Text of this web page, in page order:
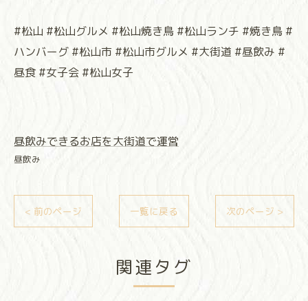
#松山 #松山グルメ #松山焼き鳥 #松山ランチ #焼き鳥 #
ハンバーグ #松山市 #松山市グルメ #大街道 #昼飲み #
昼食 #女子会 #松山女子
昼飲みできるお店を大街道で運営
昼飲み
< 前のページ 一覧に戻る 次のページ >
関連タグ